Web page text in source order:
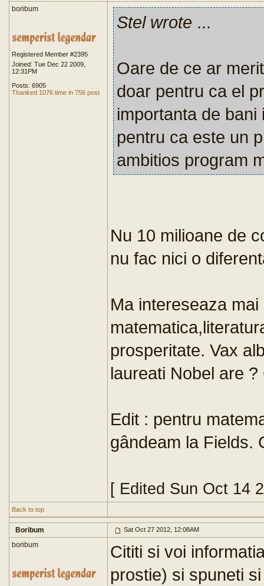
boribum
Registered Member #2395
Joined: Tue Dec 22 2009,
12:31PM
Posts: 6905
Thanked 1076 time in 756 post
Stel wrote ...
Oare de ce ar
doar pentru ca el
importanta de
pentru ca este un
ambitios program
Nu 10 milioane de
nu fac nici o
Ma intereseaza
prosperitate. Vax
laureati Nobel are
Edit : pentru
gândeam la Fields.
[ Edited Sun Oct 14
Back to top
Boribum Sat Oct 27 2012, 12:08AM
boribum
Cititi si voi
prostie) si spuneti